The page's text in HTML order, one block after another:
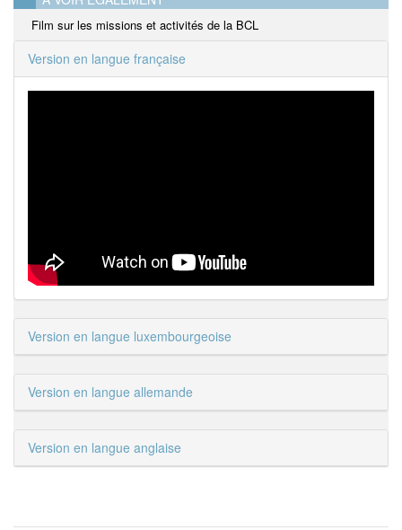
Film sur les missions et activités de la BCL
Version en langue française
Version en langue luxembourgeoise
Version en langue allemande
Version en langue anglaise